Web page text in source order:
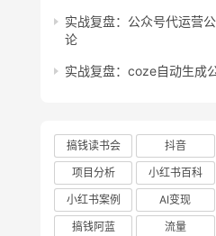
实战复盘：公众号代运营
论
实战复盘：coze自动生成
搞钱读书会 抖音
项目分析
小红书百科
小红书案例
AI变现
搞钱阿蓝
流量